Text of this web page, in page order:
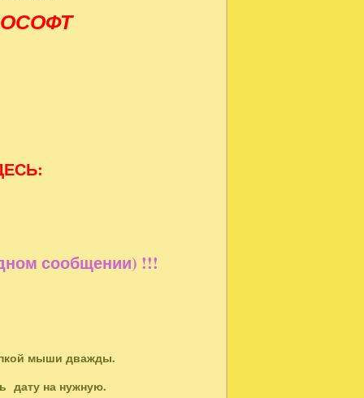
сообщении) !!!
мыши дважды.
дату на нужную.